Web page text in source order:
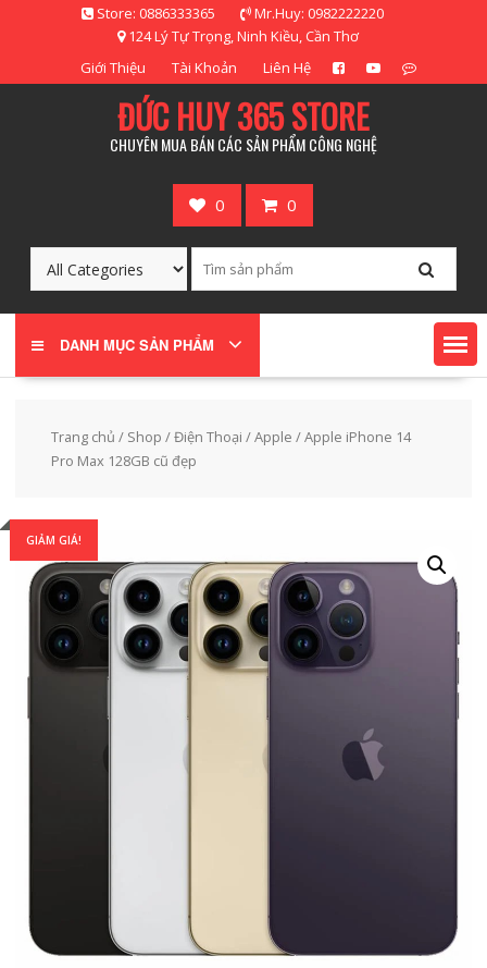
Store: 0886333365
Mr.Huy: 0982222220
124 Lý Tự Trọng, Ninh Kiều, Cần Thơ
Giới Thiệu
Tài Khoản Liên Hệ
ĐỨC HUY 365 STORE
CHUYÊN MUA BÁN CÁC SẢN PHẨM CÔNG NGHỆ
0 0
DANH MỤC SẢN PHẨM
Trang chủ / Shop /Điện Thoại /Apple / Apple iPhone 14
Pro Max 128GB cũ đẹp
GIẢM GIÁ!